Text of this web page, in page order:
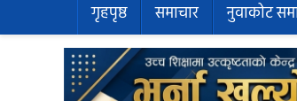
गृहपृष्ठ समाचार नुवाकोट